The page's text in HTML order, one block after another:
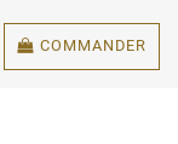
COMMANDER